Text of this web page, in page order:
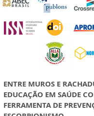
ENTRE MUROS E
EDUCAÇÃO EM SAÚDE
FERRAMENTA DE